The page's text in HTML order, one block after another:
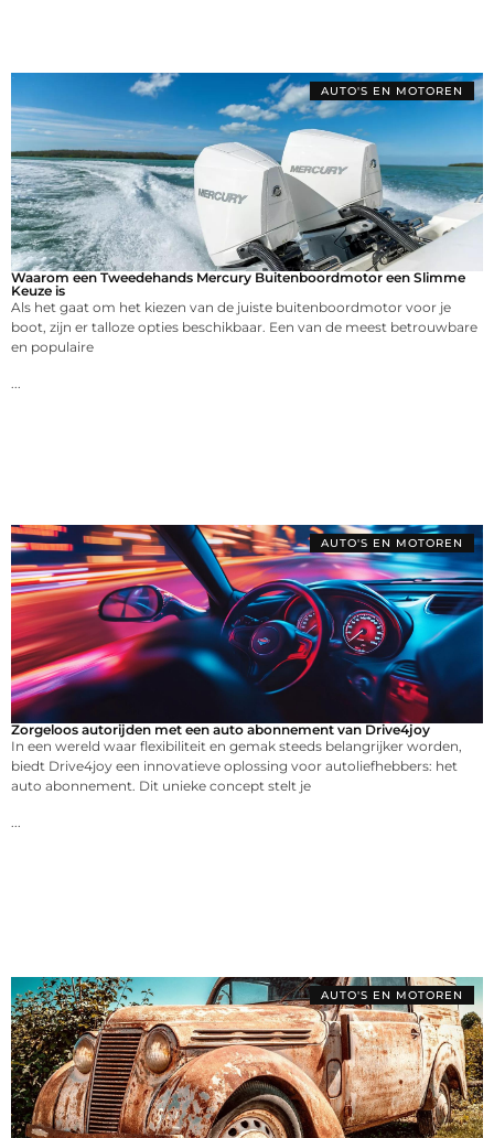
AUTO'S EN MOTOREN
Waarom een Tweedehands Mercury Buitenboordmotor een Slimme
Keuze is
Als het gaat om het kiezen van de juiste buitenboordmotor voor je
boot, zijn er talloze opties beschikbaar. Een van de meest betrouwbare
en populaire
AUTO'S EN MOTOREN
Zorgeloos autorijden met een auto abonnement van Drive4joy
In een wereld waar flexibiliteit en gemak steeds belangrijker worden,
biedt Drive4joy een innovatieve oplossing voor autoliefhebbers: het
auto abonnement. Dit unieke concept stelt je
AUTO'S EN MOTOREN